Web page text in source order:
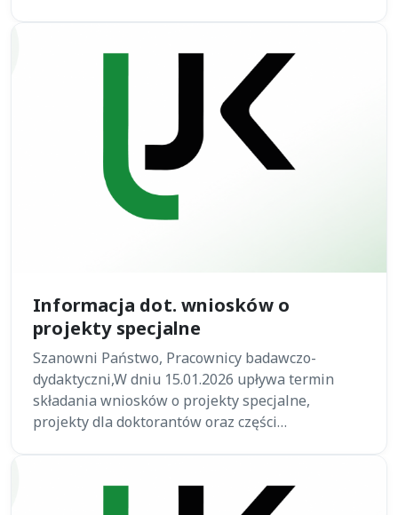
Informacja dot. wniosków o
projekty specjalne
Szanowni Państwo, Pracownicy badawczo-
dydaktyczni,W dniu 15.01.2026 upływa termin
składania wniosków o projekty specjalne,
projekty dla doktorantów oraz części…